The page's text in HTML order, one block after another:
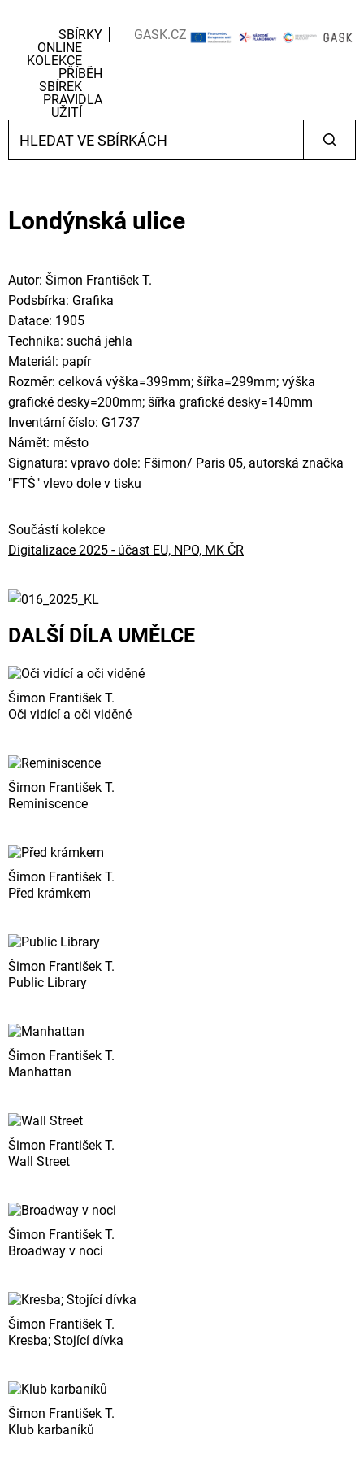
SBÍRKY
ONLINE
KOLEKCE
PŘÍBĚH
SBÍREK
PRAVIDLA
UŽITÍ
GASK.CZ
Londýnská ulice
Autor: Šimon František T.
Podsbírka: Grafika
Datace: 1905
Technika: suchá jehla
Materiál: papír
Rozměr: celková výška=399mm; šířka=299mm; výška
grafické desky=200mm; šířka grafické desky=140mm
Inventární číslo: G1737
Námět: město
Signatura: vpravo dole: Fšimon/ Paris 05, autorská značka
"FTŠ" vlevo dole v tisku
Součástí kolekce
Digitalizace 2025 - účast EU, NPO, MK ČR
DALŠÍ DÍLA UMĚLCE
Šimon František T.
Oči vidící a oči viděné
Šimon František T.
Reminiscence
Šimon František T.
Před krámkem
Šimon František T.
Public Library
Šimon František T.
Manhattan
Šimon František T.
Wall Street
Šimon František T.
Broadway v noci
Šimon František T.
Kresba; Stojící dívka
Šimon František T.
Klub karbaníků